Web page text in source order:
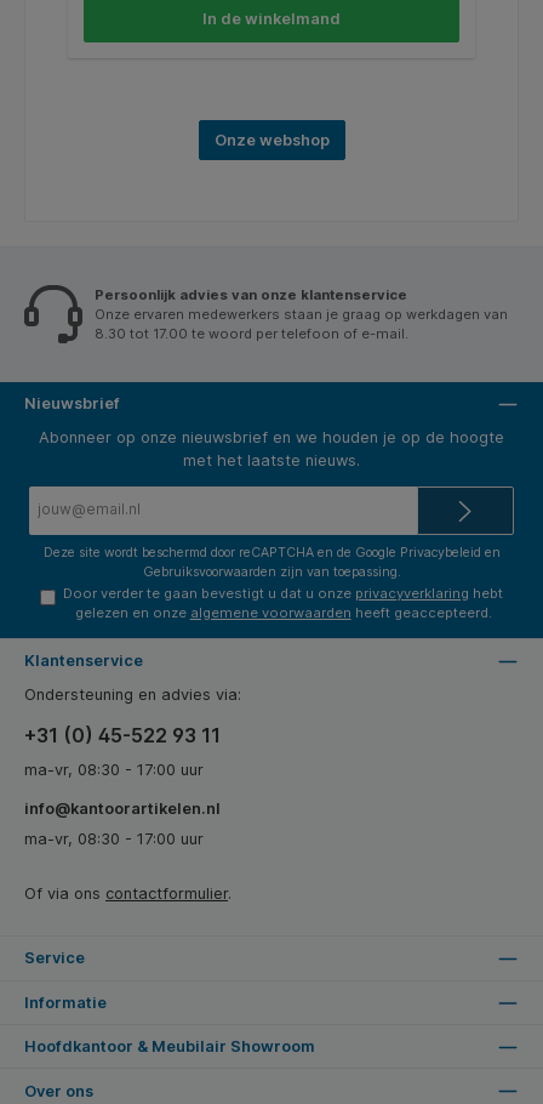
In de winkelmand
Onze webshop
Persoonlijk advies van onze klantenservice
Onze ervaren medewerkers staan je graag op werkdagen van
8.30 tot 17.00 te woord per telefoon of e-mail.
Nieuwsbrief
Abonneer op onze nieuwsbrief en we houden je op de hoogte
met het laatste nieuws.
Deze site wordt beschermd door reCAPTCHA en de Google Privacybeleid en
Gebruiksvoorwaarden zijn van toepassing.
Door verder te gaan bevestigt u dat u onze privacyverklaring hebt
gelezen en onze algemene voorwaarden heeft geaccepteerd.
Klantenservice
Ondersteuning en advies via:
+31 (0) 45-522 93 11
ma-vr, 08:30 - 17:00 uur
info@kantoorartikelen.nl
ma-vr, 08:30 - 17:00 uur
Of via ons contactformulier.
Service
Informatie
Hoofdkantoor & Meubilair Showroom
Over ons